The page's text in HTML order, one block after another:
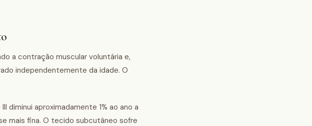
a contração muscular voluntária e,
independentemente da idade. O
aproximadamente 1% ao ano a
mais fina. O tecido subcutâneo sofre